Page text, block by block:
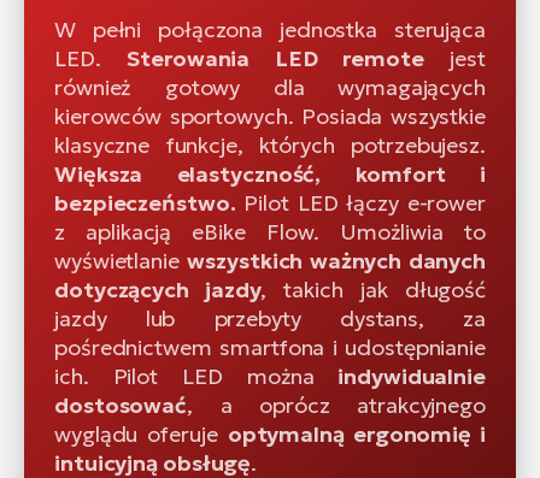
W pełni połączona jednostka sterująca
LED.Sterowania LED remotejest
również gotowy dla wymagających
kierowców sportowych. Posiada wszystkie
klasyczne funkcje, których potrzebujesz.
Większa elastyczność, komfort i
bezpieczeństwo. Pilot LED łączy e-rower
z aplikacją eBike Flow. Umożliwia to
wyświetlaniewszystkich ważnych danych
dotyczących jazdy, takich jak długość
jazdy lub przebyty dystans, za
pośrednictwem smartfona i udostępnianie
ich. Pilot LED można indywidualnie
dostosować, a oprócz atrakcyjnego
wyglądu oferuje optymalną ergonomię i
intuicyjną obsługę.